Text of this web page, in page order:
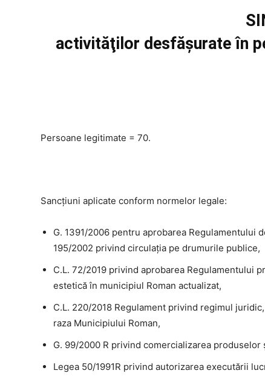
activităţilor desfăşurate în
Persoane legitimate = 70.
Sancțiuni aplicate conform normelor legale:
G. 1391/2006 pentru aprobarea Regulamentului
195/2002 privind circulaţia pe drumurile publice,
C.L. 72/2019 privind aprobarea Regulamentului
estetică în municipiul Roman actualizat,
C.L. 220/2018 Regulament privind regimul
raza Municipiului Roman,
G. 99/2000 R privind comercializarea
Legea 50/1991R privind autorizarea executării